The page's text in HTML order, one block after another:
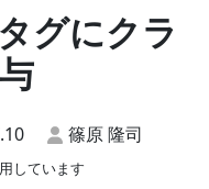
グにクラ
篠原 隆司
しています